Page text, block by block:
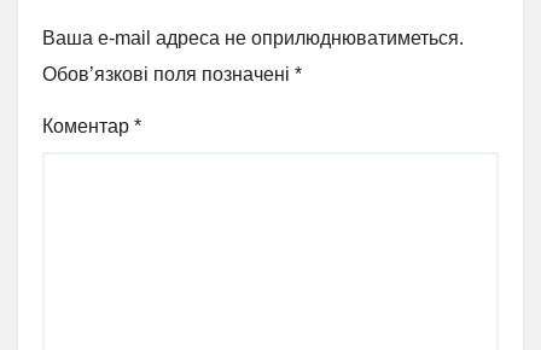
Ваша e-mail адреса не оприлюднюватиметься.
Обов’язкові поля позначені *
Коментар *